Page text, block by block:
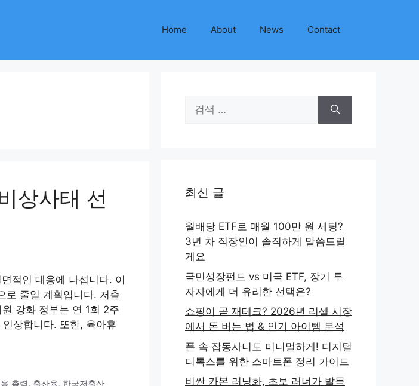
Home About News Contact
상사태 선
적인 대응에 나섭니다. 이
로 줄일 계획입니다. 저출
강화 정부는 연 1회 2주
상합니다. 또한, 육아휴
총력, 출산율, 한국저출산
색:
최신 글
월배당 ETF로 매월 100만 원 세팅?
3년 차 직장인이 솔직하게 말씀드릴
게요
국민성장펀드 vs 미국 ETF, 장기 투
자자에게 더 유리한 선택은?
쇼핑이 곧 재테크? 2026년 리셀 시장
에서 돈 버는 법 & 인기 아이템 분석
폰 속 잡동사니도 미니멀하게! 디지털
디톡스를 위한 스마트폰 정리 가이드
비싼 카본 러닝화, 초보 러너가 발목